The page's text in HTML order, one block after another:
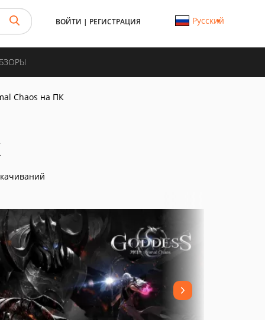
ВОЙТИ | РЕГИСТРАЦИЯ Русский
Chaos на ПК